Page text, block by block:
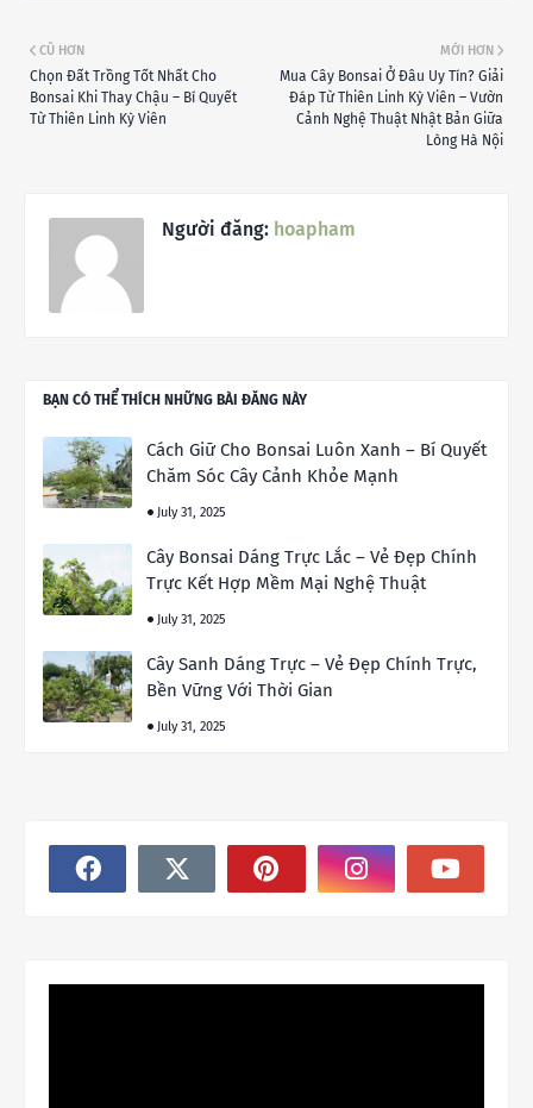
MỚI HƠN
Mua Cây Bonsai Ở Đâu Uy Tín? Giải
Đáp Từ Thiên Linh Kỳ Viên – Vườn
Cảnh Nghệ Thuật Nhật Bản Giữa
Lòng Hà Nội
CŨ HƠN
Chọn Đất Trồng Tốt Nhất Cho
Bonsai Khi Thay Chậu – Bí Quyết
Từ Thiên Linh Kỳ Viên
Người đăng: hoapham
BẠN CÓ THỂ THÍCH NHỮNG BÀI ĐĂNG NÀY
Cách Giữ Cho Bonsai Luôn Xanh – Bí Quyết
Chăm Sóc Cây Cảnh Khỏe Mạnh
July 31, 2025
Cây Bonsai Dáng Trực Lắc – Vẻ Đẹp Chính
Trực Kết Hợp Mềm Mại Nghệ Thuật
July 31, 2025
Cây Sanh Dáng Trực – Vẻ Đẹp Chính Trực,
Bền Vững Với Thời Gian
July 31, 2025